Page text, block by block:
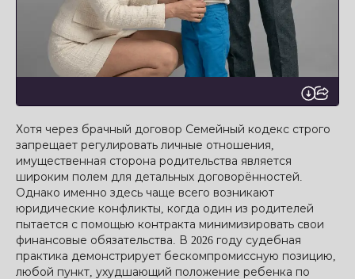
Хотя через брачный договор Семейный кодекс строго
запрещает регулировать личные отношения,
имущественная сторона родительства является
широким полем для детальных договорённостей.
Однако именно здесь чаще всего возникают
юридические конфликты, когда один из родителей
пытается с помощью контракта минимизировать свои
финансовые обязательства. В 2026 году судебная
практика демонстрирует бескомпромиссную позицию,
любой пункт, ухудшающий положение ребенка по